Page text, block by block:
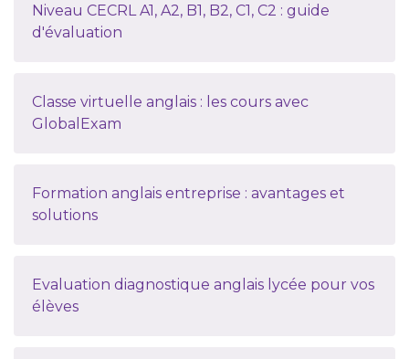
Niveau CECRL A1, A2, B1, B2, C1, C2 : guide
d'évaluation
Classe virtuelle anglais : les cours avec
GlobalExam
Formation anglais entreprise : avantages et
solutions
Evaluation diagnostique anglais lycée pour vos
élèves